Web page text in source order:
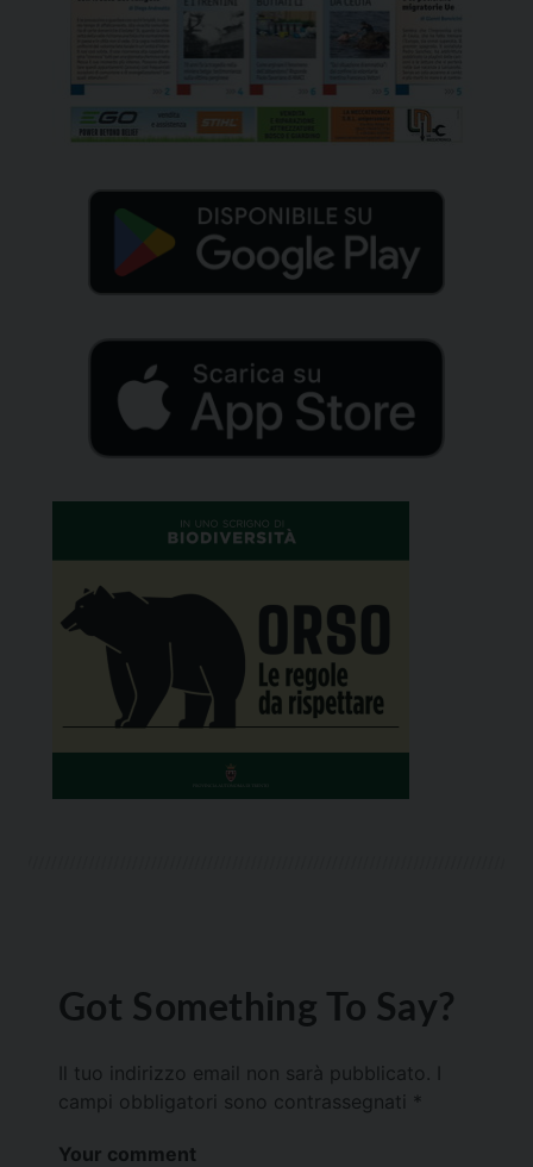
Got Something To Say?
Il tuo indirizzo email non sarà pubblicato.
campi obbligatori sono contrassegnati *
Your comment